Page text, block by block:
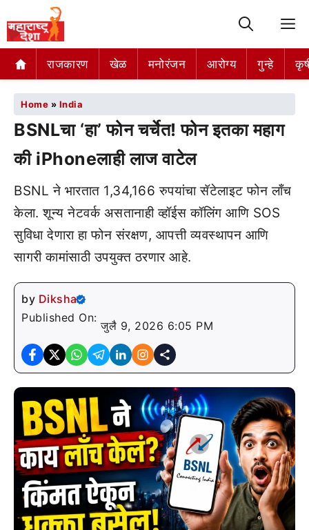
राजकारण खेळ मनोरंजन आरोग्य गुन्हे
Home » India
BSNLचा ‘हा’ फोन चर्चेत! फोन इतका महाग
की iPhoneलाही लाज वाटेल
BSNL ने भारतात 1,34,166 रुपयांचा सॅटेलाइट फोन लाँच
केला. शून्य नेटवर्क असतानाही व्हॉईस कॉलिंग आणि SOS
सुविधा देणारा हा फोन संरक्षण, आपत्ती व्यवस्थापन आणि
सागरी कामांसाठी उपयुक्त ठरणार आहे.
by Diksha
Published On:
जुलै 9, 2026 6:05 PM